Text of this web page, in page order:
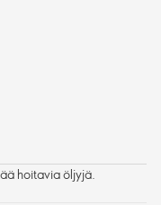
hoitavia öljyjä.